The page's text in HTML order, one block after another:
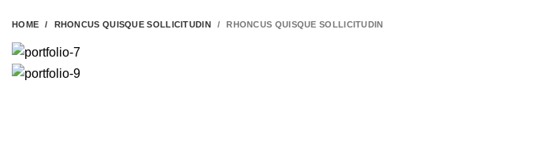
HOME RHONCUS QUISQUE SOLLICITUDIN RHONCUS QUISQUE SOLLICITUDIN